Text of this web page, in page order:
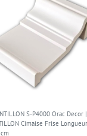
S-P4000 Orac Decor |
Cimaise Frise Longueur